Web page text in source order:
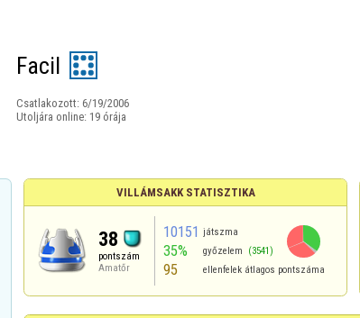
Facil
Csatlakozott: 6/19/2006
Utoljára online: 19 órája
VILLÁMSAKK STATISZTIKA
38
pontszám
Amatőr
10151 játszma
35% győzelem (3541)
95 ellenfelek átlagos pontszáma